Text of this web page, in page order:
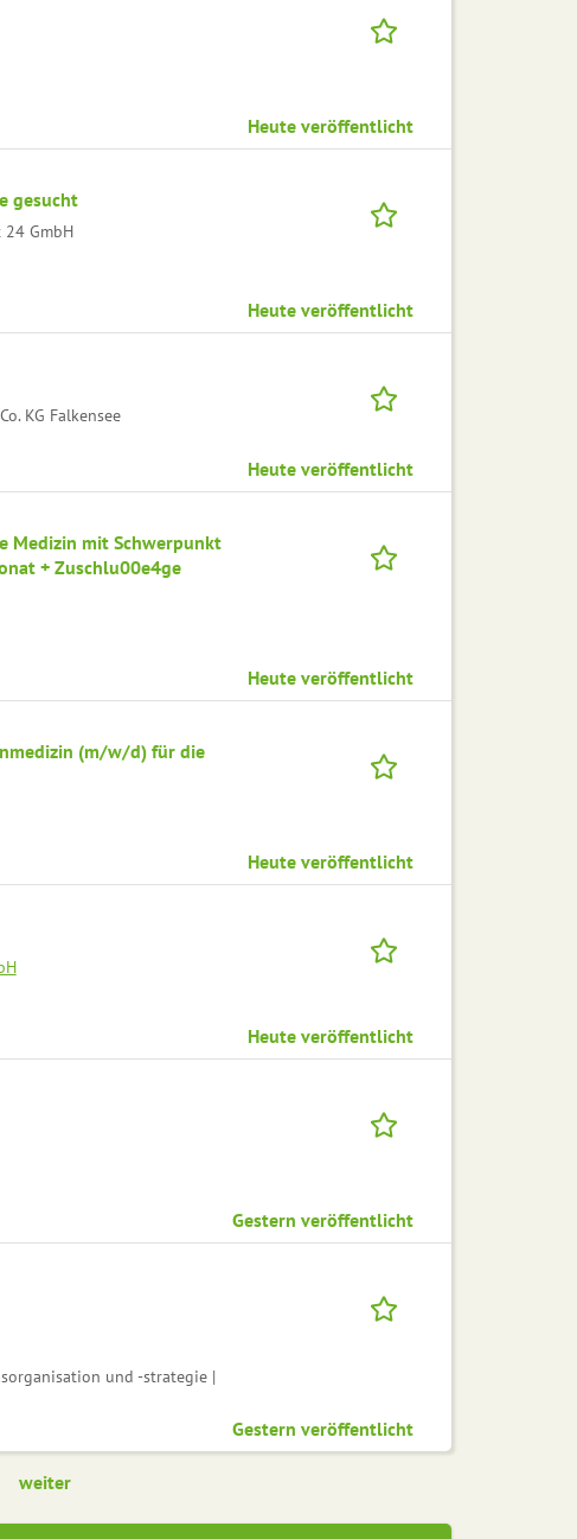
Heute veröffentlicht
gesucht
GmbH
Heute veröffentlicht
KG Falkensee
Heute veröffentlicht
Medizin mit Schwerpunkt
+ Zuschlu00e4ge
Heute veröffentlicht
(m/w/d) für die
Heute veröffentlicht
Heute veröffentlicht
Gestern veröffentlicht
und -strategie |
Gestern veröffentlicht
weiter